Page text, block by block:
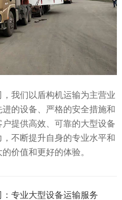
我们以盾构机运输为主营业
的设备、严格的安全措施和
提供高效、可靠的大型设备
不断提升自身的专业水平和
价值和更好的体验。
专业大型设备运输服务